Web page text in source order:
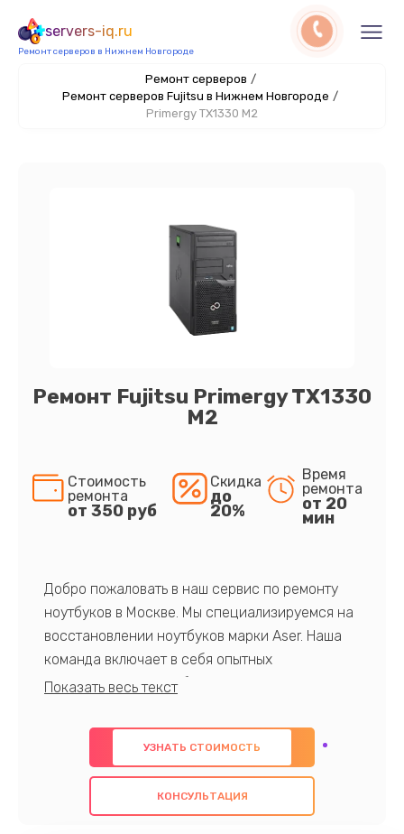
servers-iq.ru
Ремонт серверов в Нижнем Новгороде
Ремонт серверов /
Ремонт серверов Fujitsu в Нижнем Новгороде /
Primergy TX1330 M2
Ремонт Fujitsu Primergy TX1330
M2
Стоимость
ремонта
от 350 руб
Скидка
до
20%
Время
ремонта
от 20
мин
Добро пожаловать в наш сервис по ремонту
ноутбуков в Москве. Мы специализируемся на
восстановлении ноутбуков марки Aser. Наша
команда включает в себя опытных
профессионалов с обширными знаниями и
предлагаем быстрый и качественный ремонт с
использованием оригинальных компонентов, а
также гарантируем качество всех
проведенных работ. Наша цель - предоставить
УЗНАТЬ СТОИМОСТЬ
КОНСУЛЬТАЦИЯ